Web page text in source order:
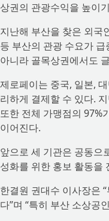
상권의 관광수익을 높이
지난해 부산을 찾은 외국
등 부산의 관광 수요가
아니라 골목상권에서도
제로페이는 중국, 일본,
리하게 결제할 수 있다.
또한 전체 가맹점의 97%
이어진다.
앞으로 세 기관은 공동으
성화를 위한 홍보 활동을
한결원 권대수 이사장은
다”며 “특히 부산 소상공